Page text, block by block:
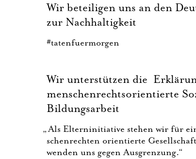
Wir beteiligen uns an den
zur Nachhaltigkeit
#tatenfuermorgen
Wir unterstützen die
menschenrechtsorientierte
Bildungsarbeit
„Als Eltern­in­itia­ti­ve ste­hen wir für
schen­rech­ten ori­en­tier­te
wen­den uns gegen Ausgrenzung.“